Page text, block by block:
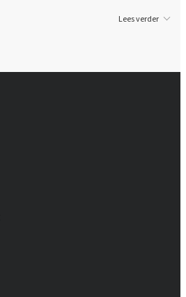
Lees verder